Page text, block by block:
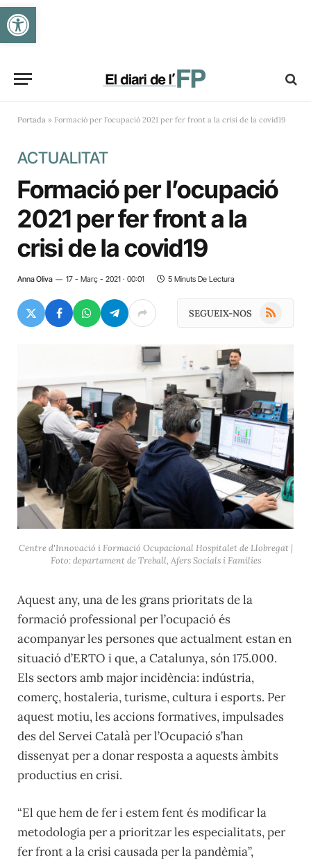
Obre la barra d'eines
Portada » Formació per l’ocupació 2021 per fer front a la crisi de la covid19
ACTUALITAT
Formació per l’ocupació
2021 per fer front a la
crisi de la covid19
Anna Oliva 17 - Març - 2021 · 00:01 5 Minuts De Lectura
SEGUEIX-NOS RSS
Centre d'Innovació i Formació Ocupacional Hospitalet de Llobregat |
Foto: departament de Treball, Afers Socials i Famílies
Aquest any, una de les grans prioritats de la
formació professional per l’ocupació és
acompanyar les persones que actualment estan en
situació d’ERTO i que, a Catalunya, són 175.000.
Els sectors amb major incidència: indústria,
comerç, hostaleria, turisme, cultura i esports. Per
aquest motiu, les accions formatives, impulsades
des del Servei Català per l’Ocupació s’han
dissenyat per a donar resposta a aquests àmbits
productius en crisi.
“El que hem de fer i estem fent és modificar la
metodologia per a prioritzar les especialitats, per
fer front a la crisi causada per la pandèmia”,